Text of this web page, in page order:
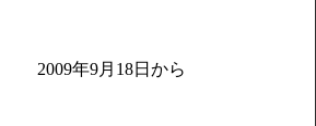
2009年9月18日から